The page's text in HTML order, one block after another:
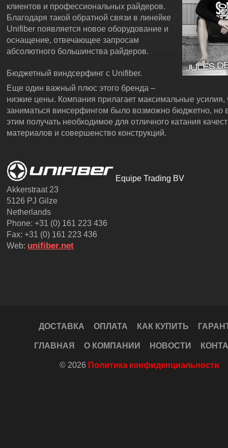
клиентов и профессиональных райдеров.
Благодаря такой обратной связи в линейке
Unifiber появляется новое оборудование и
оснащение, отвечающее запросам
абсолютного большинства райдеров.
Бюджетный виндсерфинг с Unifiber.
Еще один важный плюс этого бренда –
низкие цены. Компания прилагает максимальные усилия,
заниматься винсерфингом было возможно бюджетно, но
этим получать необходимое для отличного катания
материалов и совершенство конструкций.
Equipe Trading BV
Akkerstraat 23
5126 PJ Gilze
Netherlands
Phone: +31 (0) 161 223 436
Fax: +31 (0) 161 223 436
Web: unifiber.net
ДОСТАВКА ОПЛАТА КАК КУПИТЬ
ГЛАВНАЯ О КОМПАНИИ НОВОСТИ
© 2026 Политика конфиденциальности